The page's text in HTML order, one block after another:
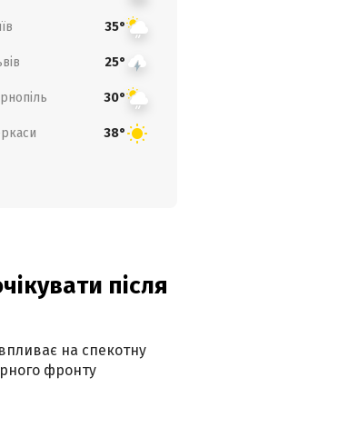
35°
25°
30°
38°
після
на спекотну
фронту